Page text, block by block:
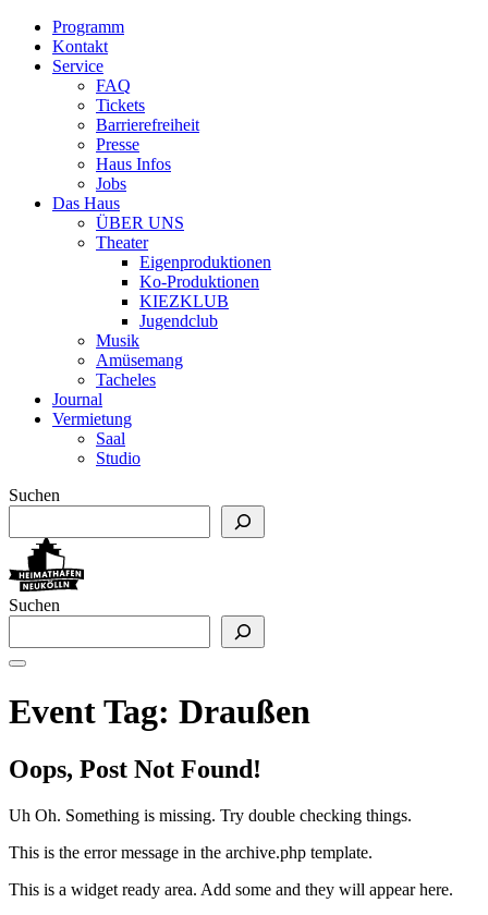
Programm
Kontakt
Service
FAQ
Tickets
Barrierefreiheit
Presse
Haus Infos
Jobs
Das Haus
ÜBER UNS
Theater
Eigenproduktionen
Ko-Produktionen
KIEZKLUB
Jugendclub
Musik
Amüsemang
Tacheles
Journal
Vermietung
Saal
Studio
Suchen
Suchen
Event Tag: Draußen
Oops, Post Not Found!
Uh Oh. Something is missing. Try double checking things.
This is the error message in the archive.php template.
This is a widget ready area. Add some and they will appear here.